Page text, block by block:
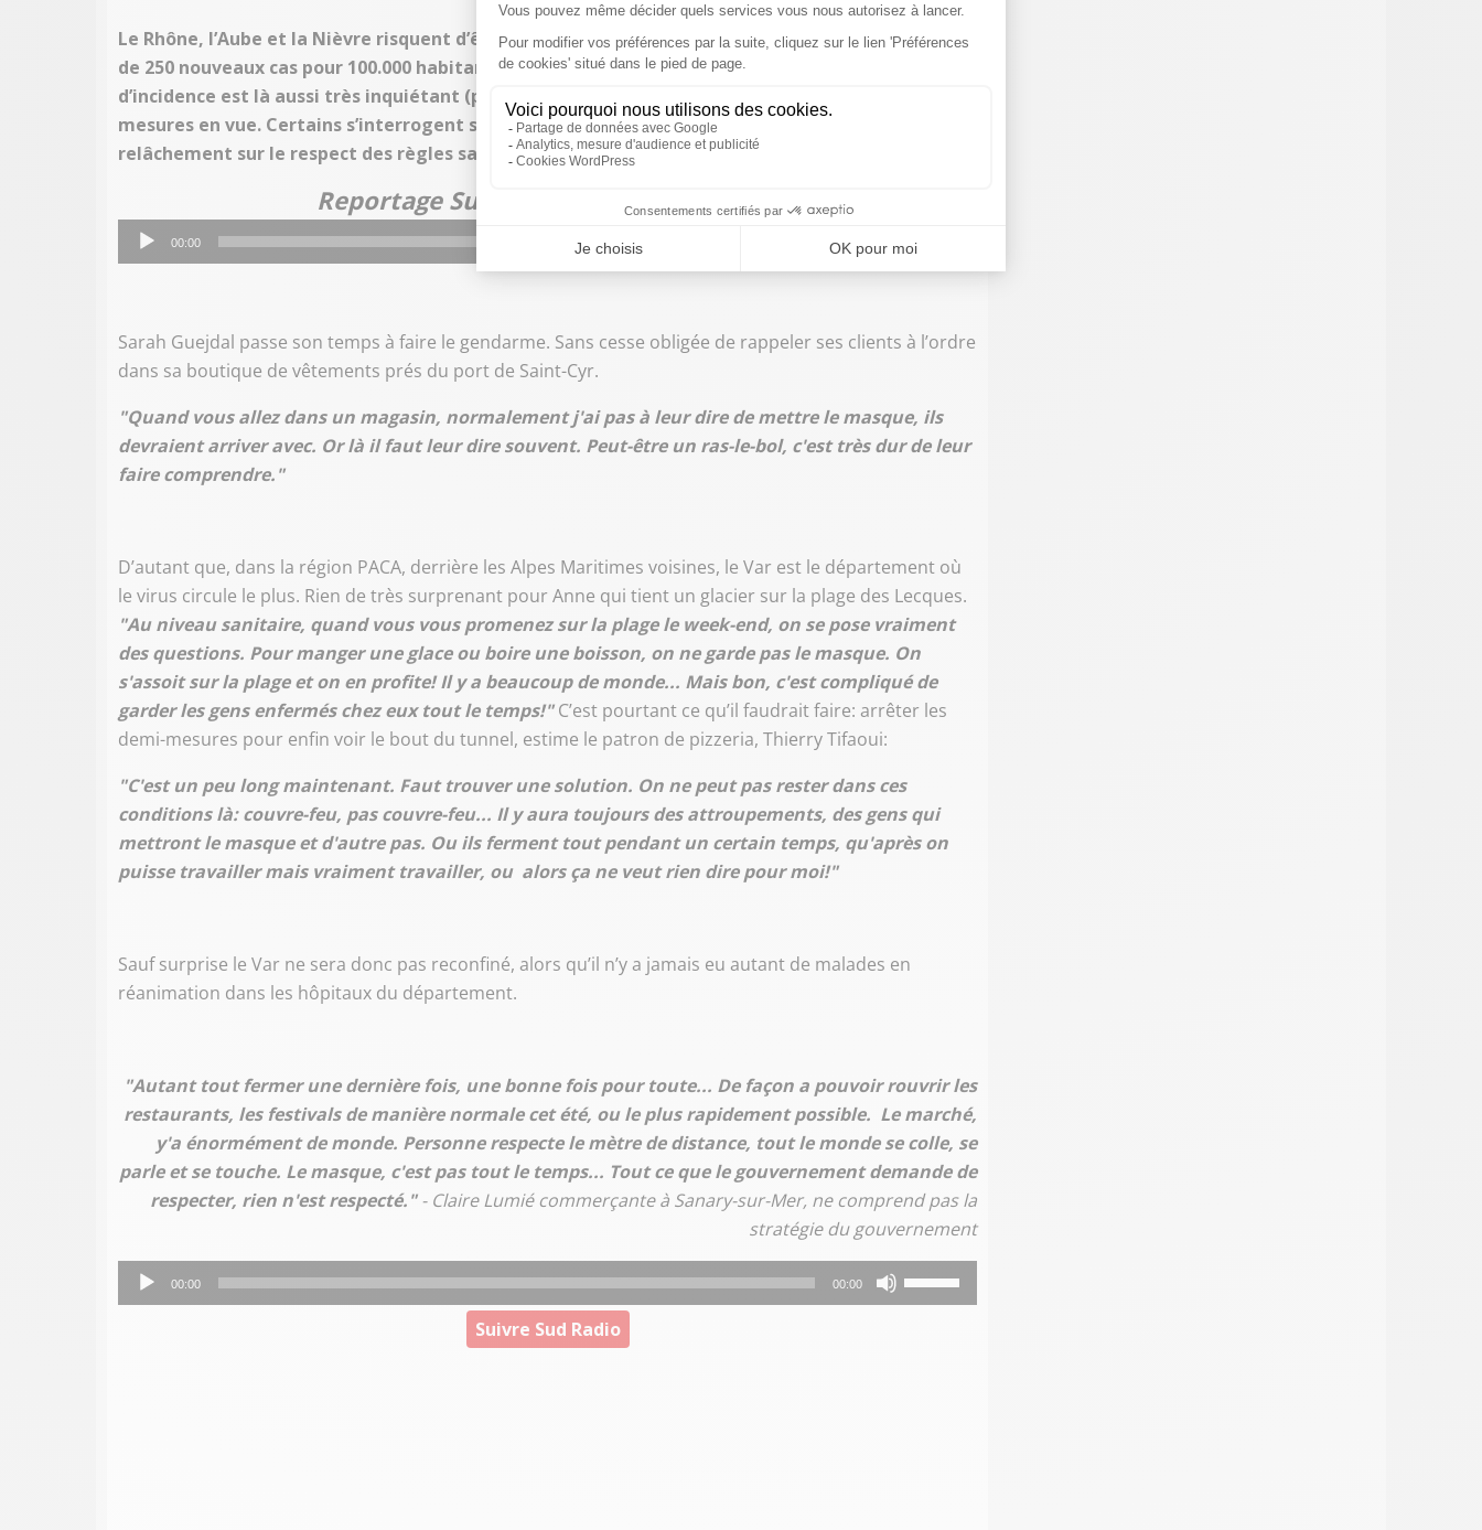
Le Rhône, l’Aube et la Nièvre risquent d’être reconfinés. Ils dépassent largement le seuil d’alerte
de 250 nouveaux cas pour 100.000 habitants, mais ils ne sont pas les seuls. Dans le Var, le taux
d’incidence est là aussi très inquiétant (plus de 300). Et pour l’instant, pas question de nouvelles
mesures en vue. Certains s’interrogent sur la stratégie du gouvernement, d’autant qu’il y a un
relâchement sur le respect des règles sanitaires.
Reportage Sud Radio de Lionel Maillet
Lecteur
audio
00:00 00:00
pour
Sarah Guejdal passe son temps à faire le gendarme. Sans cesse obligée de rappeler ses clients à l’ordre
dans sa boutique de vêtements prés du port de Saint-Cyr.
"Quand vous allez dans un magasin, normalement j'ai pas à leur dire de mettre le masque, ils
devraient arriver avec. Or là il faut leur dire souvent. Peut-être un ras-le-bol, c'est très dur de leur
faire comprendre."
D’autant que, dans la région PACA, derrière les Alpes Maritimes voisines, le Var est le département où
le virus circule le plus. Rien de très surprenant pour Anne qui tient un glacier sur la plage des Lecques.
"Au niveau sanitaire, quand vous vous promenez sur la plage le week-end, on se pose vraiment
des questions. Pour manger une glace ou boire une boisson, on ne garde pas le masque. On
s'assoit sur la plage et on en profite! Il y a beaucoup de monde... Mais bon, c'est compliqué de
garder les gens enfermés chez eux tout le temps!"C’est pourtant ce qu’il faudrait faire: arrêter les
demi-mesures pour enfin voir le bout du tunnel, estime le patron de pizzeria, Thierry Tifaoui:
"C'est un peu long maintenant. Faut trouver une solution. On ne peut pas rester dans ces
conditions là: couvre-feu, pas couvre-feu... Il y aura toujours des attroupements, des gens qui
mettront le masque et d'autre pas. Ou ils ferment tout pendant un certain temps, qu'après on
puisse travailler mais vraiment travailler, ou alors ça ne veut rien dire pour moi!"
Sauf surprise le Var ne sera donc pas reconfiné, alors qu’il n’y a jamais eu autant de malades en
réanimation dans les hôpitaux du département.
"Autant tout fermer une dernière fois, une bonne fois pour toute... De façon a pouvoir rouvrir les
restaurants, les festivals de manière normale cet été, ou le plus rapidement possible. Le marché,
y'a énormément de monde. Personne respecte le mètre de distance, tout le monde se colle, se
parle et se touche. Le masque, c'est pas tout le temps... Tout ce que le gouvernement demande de
respecter, rien n'est respecté."- Claire Lumié commerçante à Sanary-sur-Mer, ne comprend pas la
stratégie du gouvernement
Lecteur
audio
00:00 00:00
les
Suivre Sud Radio